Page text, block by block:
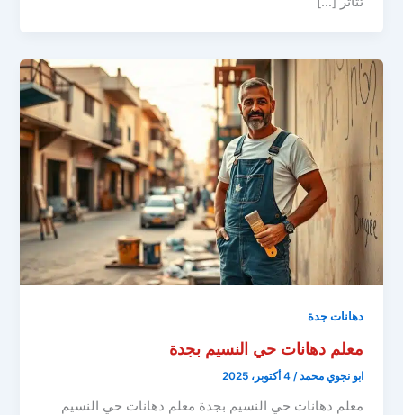
دهانات جدة
معلم دهانات حي النسيم بجدة
ابو نجوي محمد/4 أكتوبر، 2025
معلم دهانات حي النسيم بجدة معلم دهانات حي النسيم